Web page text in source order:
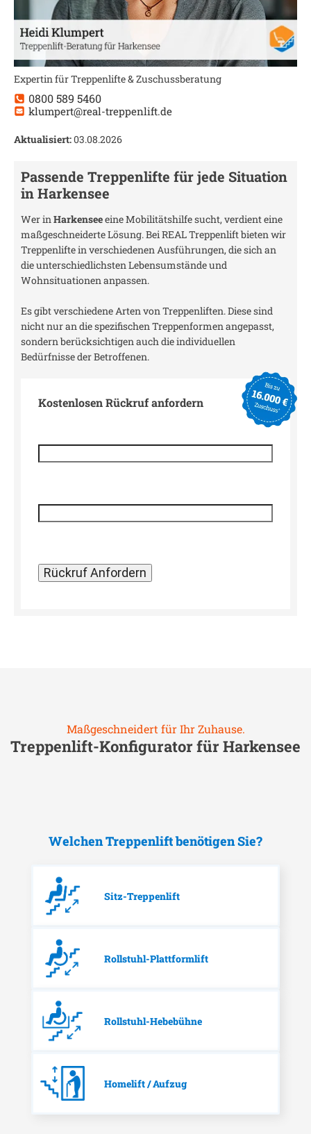
Expertin für Treppenlifte & Zuschussberatung
0800 589 5460
klumpert@real-treppenlift.de
Aktualisiert:03.08.2026
Passende Treppenlifte für jede Situation
inHarkensee
Wer inHarkenseeeine Mobilitätshilfe sucht, verdient eine
maßgeschneiderte Lösung. Bei REAL Treppenlift bieten wir
Treppenlifte in verschiedenen Ausführungen, die sich an
die unterschiedlichsten Lebensumstände und
Wohnsituationen anpassen.
Es gibt verschiedene Arten von Treppenliften. Diese sind
nicht nur an die spezifischen Treppenformen angepasst,
sondern berücksichtigen auch die individuellen
Bedürfnisse der Betroffenen.
Kostenlosen Rückruf anfordern
Maßgeschneidert für Ihr Zuhause.
Treppenlift-Konfigurator fürHarkensee
Welchen Treppenlift benötigen Sie?
Sitz-Treppenlift
Rollstuhl-Plattformlift
Rollstuhl-Hebebühne
Homelift / Aufzug